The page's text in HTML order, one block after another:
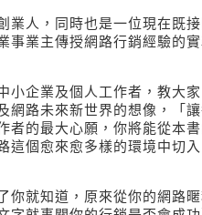
人，同時也是一位現在既接
事業主傳授網路行銷經驗的
企業及個人工作者，教大家
網路未來新世界的想像，「
者的最大心願，你將能從本
這個愈來愈多樣的環境中切入
就知道，原來從你的網路暱